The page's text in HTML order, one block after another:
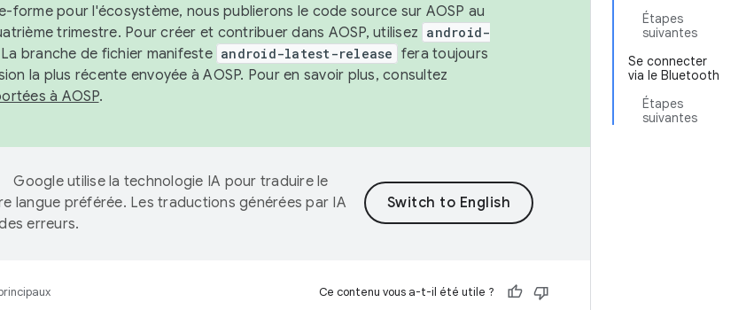
Étapes
suivantes
Se connecter
via le Bluetooth
Étapes
suivantes
forme pour l'écosystème, nous publierons le code source sur AOSP au
trimestre. Pour créer et contribuer dans AOSP, utilisez android-
La branche de fichier manifeste android-latest-release fera toujours
la plus récente envoyée à AOSP. Pour en savoir plus, consultez
à AOSP.
Google utilise la technologie IA pour traduire le
langue préférée. Les traductions générées par IA
erreurs.
Ce contenu vous a-t-il été utile ?